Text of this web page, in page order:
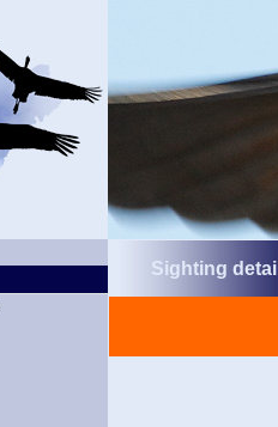
Sighting detail